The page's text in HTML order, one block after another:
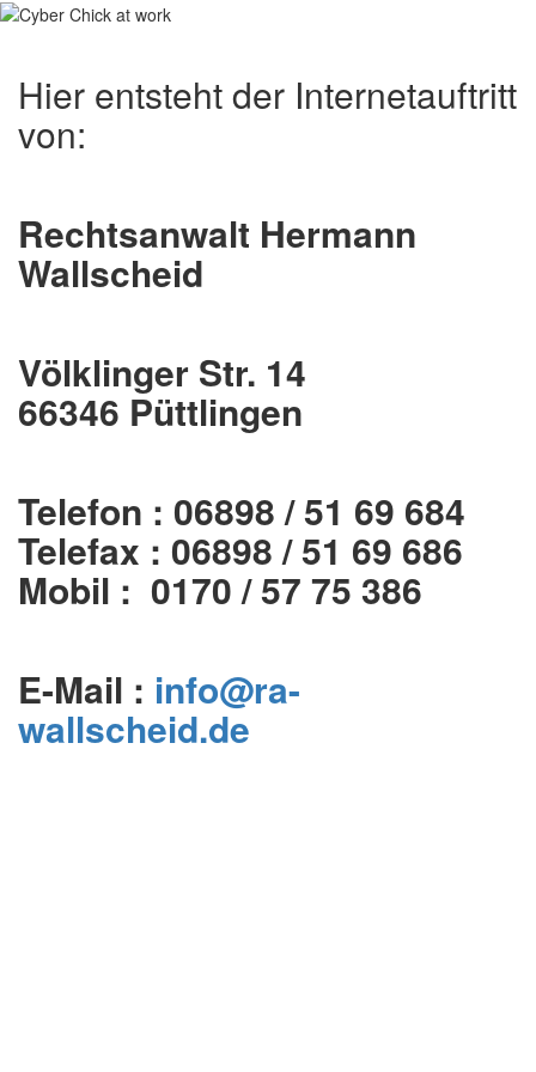
Hier entsteht der Internetauftritt
von:
Rechtsanwalt Hermann
Wallscheid
Völklinger Str. 14
66346 Püttlingen
Telefon : 06898 / 51 69 684
Telefax : 06898 / 51 69 686
Mobil : 0170 / 57 75 386
E-Mail : info@ra-
wallscheid.de